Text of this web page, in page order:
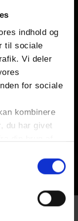
indhold og
til sociale
Vi deler
for sociale
kombinere
du har givet